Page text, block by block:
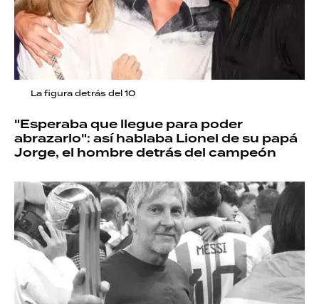
La figura detrás del 10
"Esperaba que llegue para poder
abrazarlo": así hablaba Lionel de su papá
Jorge, el hombre detrás del campeón